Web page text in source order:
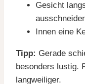
Gesicht
Innen eine
Tipp: Gerade
besonders lustig.
langweiliger.